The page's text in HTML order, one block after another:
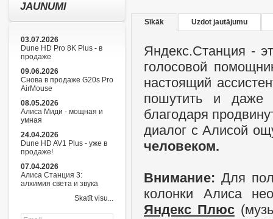
JAUNUMI
03.07.2026
Dune HD Pro 8K Plus - в
продаже
09.06.2026
Снова в продаже G20s Pro
AirMouse
08.05.2026
Алиса Миди - мощная и
умная
24.04.2026
Dune HD AV1 Plus - уже в
продаже!
07.04.2026
Алиса Станция 3:
алхимия света и звука
Skatīt visu...
Sīkāk Uzdot jautājumu
Яндекс.Станция -
голосовой
настоящий
пошутить и даже
благодаря
диалог с Алисой
человеком.
Внимание: Для
колонки Алиса
Яндекс Плюс